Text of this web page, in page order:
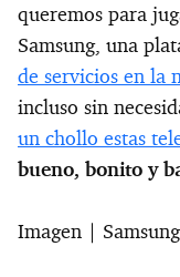
queremos para
Samsung, una
de servicios en la
incluso sin
un chollo estas
bueno, bonito y
Imagen | Samsung